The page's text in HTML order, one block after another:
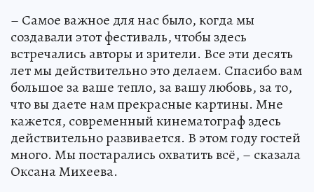
– Самое важное для нас было, когда мы
создавали этот фестиваль, чтобы здесь
встречались авторы и зрители. Все эти десять
лет мы действительно это делаем. Спасибо вам
большое за ваше тепло, за вашу любовь, за то,
что вы даете нам прекрасные картины. Мне
кажется, современный кинематограф здесь
действительно развивается. В этом году гостей
много. Мы постарались охватить всё, – сказала
Оксана Михеева.